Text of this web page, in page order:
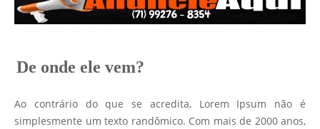
De onde ele vem?
Ao contrário do que se acredita, Lorem Ipsum não é
simplesmente um texto randômico. Com mais de 2000 anos,